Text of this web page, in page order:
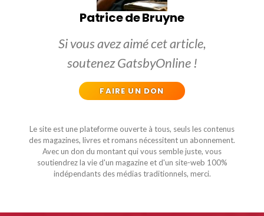
Patrice de Bruyne
Si vous avez aimé cet article,
soutenez GatsbyOnline !
FAIRE UN DON
Le site est une plateforme ouverte à tous, seuls les contenus
des magazines, livres et romans nécessitent un abonnement.
Avec un don du montant qui vous semble juste, vous
soutiendrez la vie d'un magazine et d'un site-web 100%
indépendants des médias traditionnels, merci.